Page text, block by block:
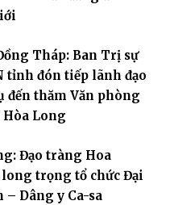
Tháp: Ban Trị sự
tỉnh đón tiếp lãnh đạo
đến thăm Văn phòng
Hòa Long
Đạo tràng Hoa
trọng tổ chức Đại
– Dâng y Ca-sa